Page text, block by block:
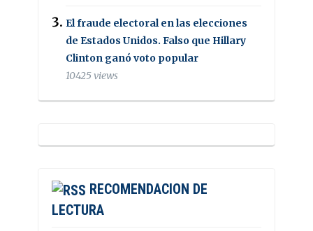
El fraude electoral en las elecciones
de Estados Unidos. Falso que Hillary
Clinton ganó voto popular
10425 views
RECOMENDACION DE
LECTURA